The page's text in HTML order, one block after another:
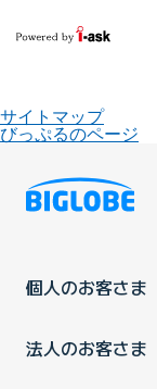
サイトマップ
びっぷるのページ
個人のお客さま
法人のお客さま